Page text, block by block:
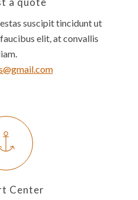
suscipit tincidunt ut
elit, at convallis
Center